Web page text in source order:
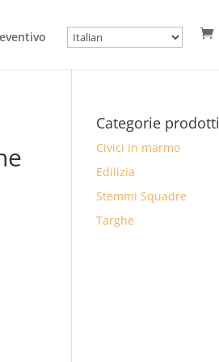
Categorie prodotti
Civici in marmo
Edilizia
Stemmi Squadre
Targhe